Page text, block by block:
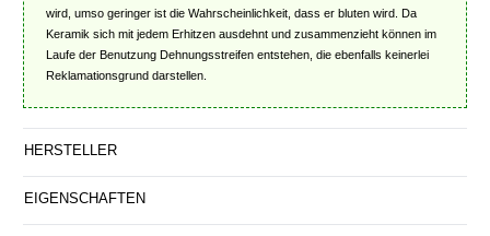
wird, umso geringer ist die Wahrscheinlichkeit, dass er bluten wird. Da
Keramik sich mit jedem Erhitzen ausdehnt und zusammenzieht können im
Laufe der Benutzung Dehnungsstreifen entstehen, die ebenfalls keinerlei
Reklamationsgrund darstellen.
HERSTELLER
EIGENSCHAFTEN